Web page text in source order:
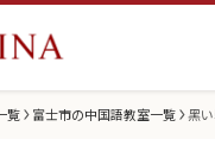
覧 富士市の中国語教室一覧 黑